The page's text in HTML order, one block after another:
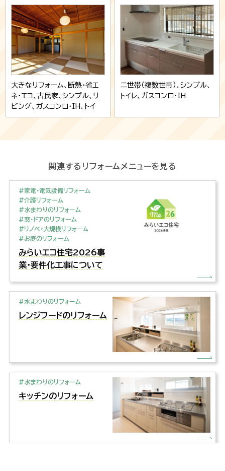
ノベーション
大きなリフォーム、断熱・省エ
ネ・エコ、古民家、シンプル、リ
ビング、ガスコンロ・IH、トイ
レ、キッチン、大規模リノベ、和
二世帯（複数世帯）、シンプル、
トイレ、ガスコンロ・IH
関連するリフォームメニューを見る
#家電・電気設備リフォーム
#介護リフォーム
#水まわりのリフォーム
#窓・ドアのリフォーム
#リノベ・大規模リフォーム
#お庭のリフォーム
みらいエコ住宅2026事
業・要件化工事について
#水まわりのリフォーム
レンジフードのリフォーム
#水まわりのリフォーム
キッチンのリフォーム